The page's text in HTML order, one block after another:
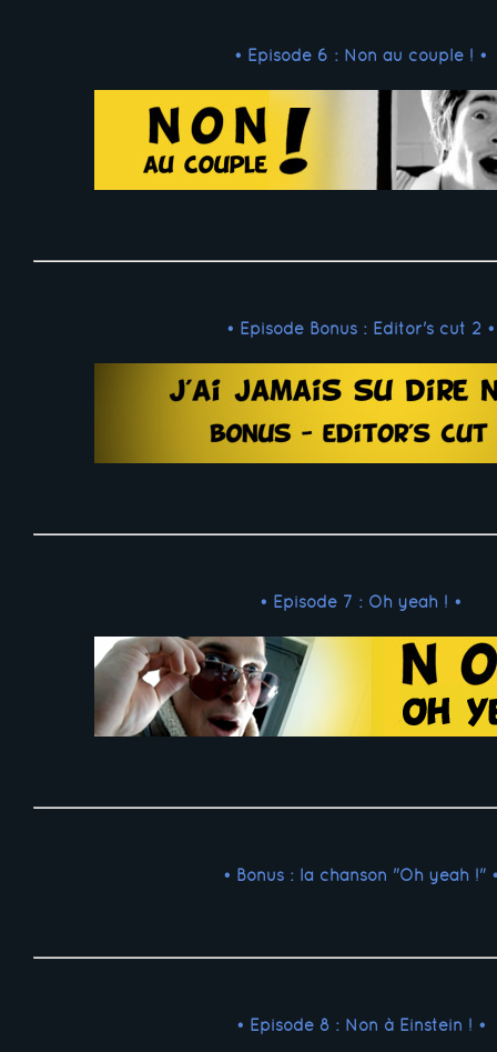
• Episode 6 : Non au couple ! •
• Episode Bonus : Editor's cut 2 •
• Episode 7 : Oh yeah ! •
• Bonus : la chanson "Oh yeah !"
• Episode 8 : Non à Einstein ! •